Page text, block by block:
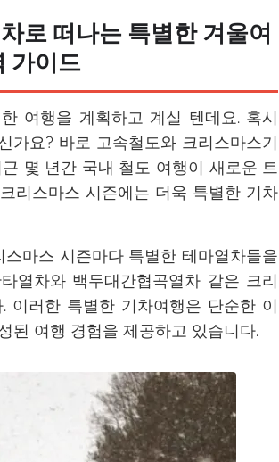
로 떠나는 특별한 겨울여
가이드
여행을 계획하고 계실 텐데요. 혹시
가요? 바로 고속철도와 크리스마스기
몇 년간 국내 철도 여행이 새로운 트
리스마스 시즌에는 더욱 특별한 기차
마스 시즌마다 특별한 테마열차들을
열차와 백두대간협곡열차 같은 크리
이러한 특별한 기차여행은 단순한 이
된 여행 경험을 제공하고 있습니다.